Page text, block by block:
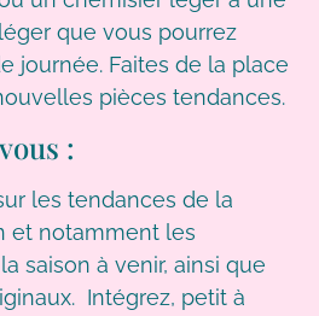
que vous pourrez
journée. Faites de la place
pièces tendances.
:
les tendances de la
et notamment les
saison à venir, ainsi que
Intégrez, petit à